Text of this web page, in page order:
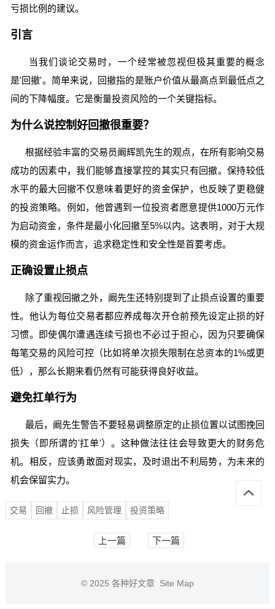
亏损比例的建议。
引言
当我们谈论交易时，一个经常被忽视但极其重要的概念
是'回撤'。简单来说，回撤指的是账户价值从最高点到最低点之
间的下降幅度。它是衡量投资风险的一个关键指标。
为什么说控制好回撤很重要？
根据经验丰富的交易员阚辉凯先生的观点，在所有影响交易
成功的因素中，我们能够直接掌控的其实只有回撤。保持较低
水平的最大回撤不仅意味着更好的资金保护，也反映了更稳健
的投资策略。例如，他曾遇到一位投资者愿意提供1000万元作
为启动资金，条件是最小化回撤至5%以内。这表明，对于大规
模的资金运作而言，追求稳定性和安全性是首要考虑。
正确设置止损点
除了重视回撤之外，阚先生还特别提到了止损点设置的重要
性。他认为每位交易者都应养成每次开仓前预先设定止损的好
习惯。即使偶尔遭遇连续亏损也不必过于担心，因为只要确保
每笔交易的风险可控（比如将单次损失限制在总资本的1%或更
低），那么长期来看仍然有可能获得良好收益。
避免扛单行为
最后，阚先生警告不要轻易调整原定的止损位置以试图挽回
损失（即所谓的'扛单'）。这种做法往往会导致更大的财务危
机。相反，应该勇敢面对现实，及时退出不利局势，为未来的
机会保留实力。
交易 回撤 止损 风险管理 投资策略
上一篇 下一篇
© 2025 各种好文章 Site Map